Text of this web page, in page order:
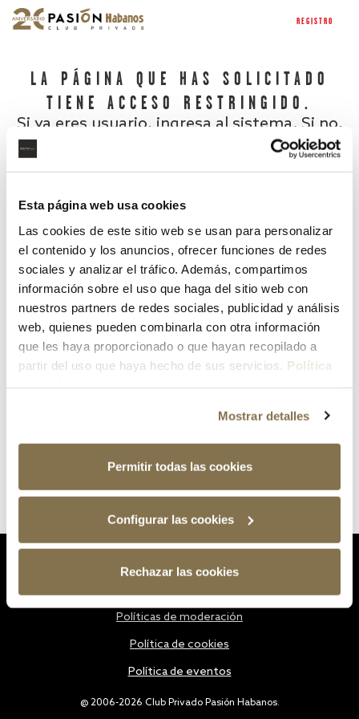
Esta página web usa cookies
Las cookies de este sitio web se usan para personalizar
el contenido y los anuncios, ofrecer funciones de redes
sociales y analizar el tráfico. Además, compartimos
información sobre el uso que haga del sitio web con
nuestros partners de redes sociales, publicidad y análisis
web, quienes pueden combinarla con otra información
que les haya proporcionado o que hayan recopilado a
partir del uso que haya hecho de sus servicios. Política
Mostrar detalles
Permitir todas las cookies
Configurar las cookies
Rechazar las cookies
REGISTRO
LA PÁGINA QUE HAS SOLICITADO
TIENE ACCESO RESTRINGIDO.
Si ya eres usuario, ingresa al sistema. Si no,
¿Has olvidado tu contraseña?
@ 2006-2026 Club Privado Pasión Habanos.
Políticas de moderación
Política de cookies
Política de eventos